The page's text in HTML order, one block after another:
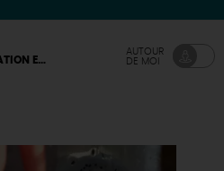
EN LIGNE DISPONIBLE
AUTOUR
DE MOI